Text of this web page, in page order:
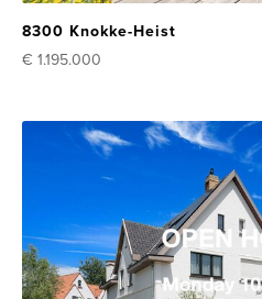
8300 Knokke-Heist
€ 1.195.000